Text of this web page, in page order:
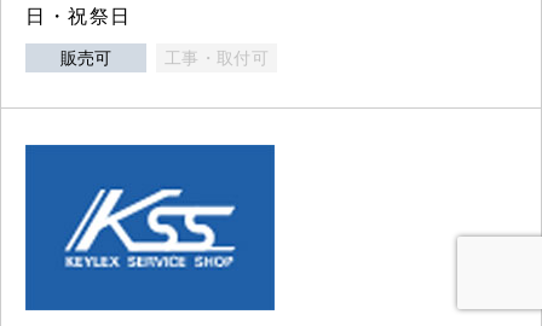
日・祝祭日
販売可 工事・取付可